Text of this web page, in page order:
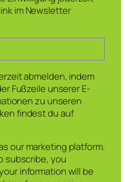
im Newsletter
abmelden, indem
Fußzeile unserer E-
zu unseren
findest du auf
our marketing platform.
subscribe, you
information will be